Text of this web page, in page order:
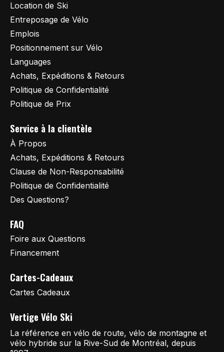
Location de Ski
Entreposage de Vélo
Emplois
Positionnement sur Vélo
Languages
Achats, Expéditions & Retours
Politique de Confidentialité
Politique de Prix
Service à la clientèle
À Propos
Achats, Expéditions & Retours
Clause de Non-Responsabilité
Politique de Confidentialité
Des Questions?
FAQ
Foire aux Questions
Financement
Cartes-Cadeaux
Cartes Cadeaux
Vertige Vélo Ski
La référence en vélo de route, vélo de montagne et
vélo hybride sur la Rive-Sud de Montréal, depuis